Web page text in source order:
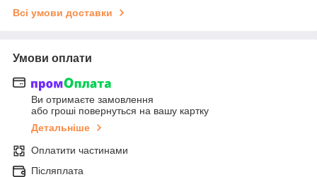
Всі умови доставки
Умови оплати
Ви отримаєте замовлення
або гроші повернуться на вашу картку
Детальніше
Оплатити частинами
Післяплата